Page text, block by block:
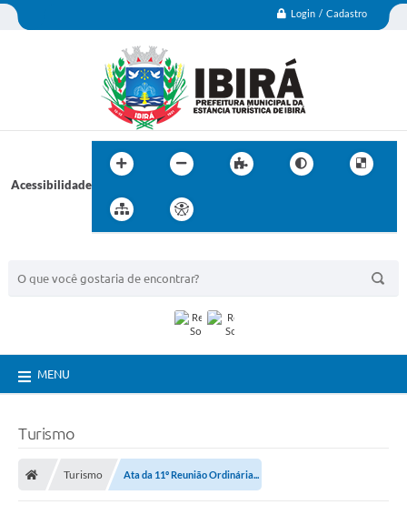
Login / Cadastro
Acessibilidade
MENU
Turismo
Turismo Ata da 11º Reunião Ordinária...